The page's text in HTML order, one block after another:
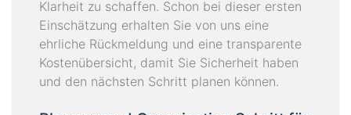
Klarheit zu schaffen. Schon bei dieser ersten
Einschätzung erhalten Sie von uns eine
ehrliche Rückmeldung und eine transparente
Kostenübersicht, damit Sie Sicherheit haben
und den nächsten Schritt planen können.